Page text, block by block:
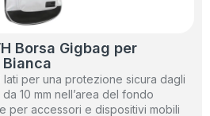
Borsa Gigbag per
lati per una protezione sicura dagli
10 mm nell’area del fondo
per accessori e dispositivi mobili